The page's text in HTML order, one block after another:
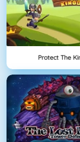
Protect The